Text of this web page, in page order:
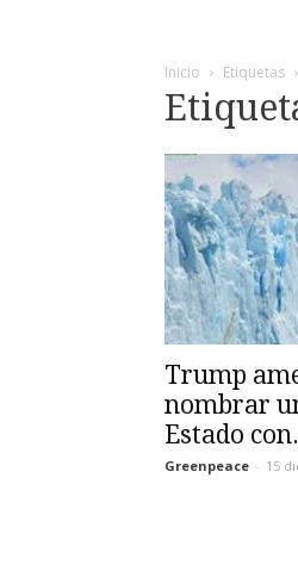
Inicio Etiquetas
Trump
nombrar
Estado
Greenpeace - 15